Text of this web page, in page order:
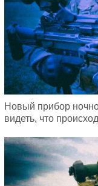
Новый прибор
видеть, что